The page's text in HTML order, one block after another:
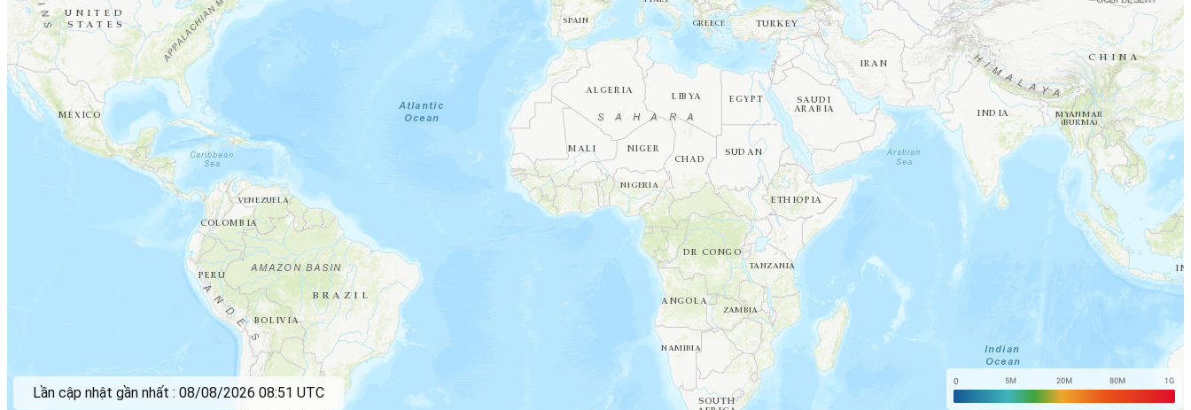
Lần cập nhật gần nhất : 08/08/2026 08:51 UTC